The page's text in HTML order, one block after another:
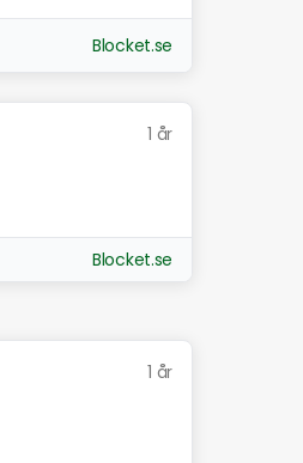
Blocket.se
1 år
Blocket.se
1 år